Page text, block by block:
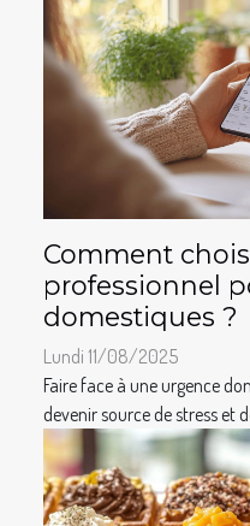
Comment
professionnel
domestiques ?
Lundi 11/08/2025
Faire face à une urgence
devenir source de stress et